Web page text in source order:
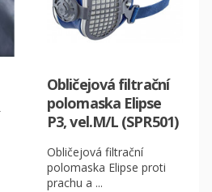
Obličejová filtrační
polomaska Elipse
P3, vel.M/L (SPR501)
Obličejová filtrační
polomaska Elipse proti
prachu a ...